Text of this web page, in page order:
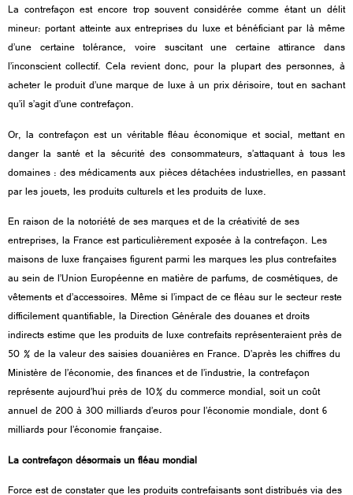
La contrefaçon est encore trop souvent considérée comme étant un délit
mineur: portant atteinte aux entreprises du luxe et bénéficiant par là même
d’une certaine tolérance, voire suscitant une certaine attirance dans
l’inconscient collectif. Cela revient donc, pour la plupart des personnes, à
acheter le produit d’une marque de luxe à un prix dérisoire, tout en sachant
qu’il s’agit d’une contrefaçon.
Or, la contrefaçon est un véritable fléau économique et social, mettant en
danger la santé et la sécurité des consommateurs, s’attaquant à tous les
domaines : des médicaments aux pièces détachées industrielles, en passant
par les jouets, les produits culturels et les produits de luxe.
En raison de la notoriété de ses marques et de la créativité de ses
entreprises, la France est particulièrement exposée à la contrefaçon. Les
maisons de luxe françaises figurent parmi les marques les plus contrefaites
au sein de l’Union Européenne en matière de parfums, de cosmétiques, de
vêtements et d’accessoires. Même si l’impact de ce fléau sur le secteur reste
difficilement quantifiable, la Direction Générale des douanes et droits
indirects estime que les produits de luxe contrefaits représenteraient près de
50 % de la valeur des saisies douanières en France. D’après les chiffres du
Ministère de l’économie, des finances et de l’industrie, la contrefaçon
représente aujourd’hui près de 10% du commerce mondial, soit un coût
annuel de 200 à 300 milliards d’euros pour l’économie mondiale, dont 6
milliards pour l’économie française.
La contrefaçon désormais un fléau mondial